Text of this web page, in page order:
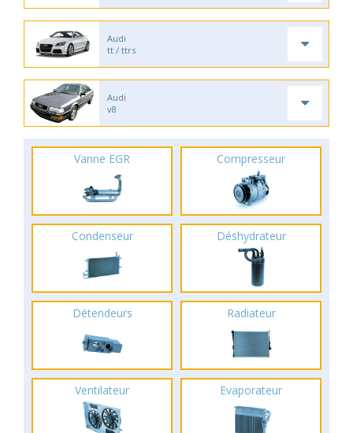
Audi
tt / ttrs
Audi
v8
Vanne EGR Compresseur
Condenseur Déshydrateur
Détendeurs Radiateur
Ventilateur Evaporateur